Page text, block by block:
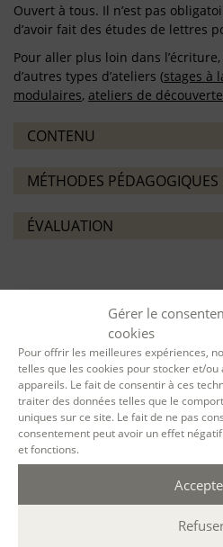
Gérer le
cookies
Pour offrir les meilleures expériences,
telles que les cookies pour stocker et/
appareils. Le fait de consentir à ces
traiter des données telles que le
uniques sur ce site. Le fait de ne pas
consentement peut avoir un effet
et fonctions.
Ouvert à tous. Il n’est pas
d’avoir fait des études de lettres
Pour aller plus loin dans
d’autres types d’ateliers (stages à
modulaires, ateliers de découverte
CONTENU
MÉTHODES PÉDAGOGIQUES
ÉVALUATION
VOTRE SESSION :
Écrire avec les auteurs
contemporainsdu 08
2025à A distance par
18h30-21h30 )
Désolé, la réservation